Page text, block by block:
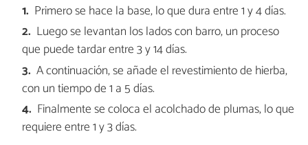
Primero se hace la base, lo que dura entre 1 y 4 días.
Luego se levantan los lados con barro, un proceso
que puede tardar entre 3 y 14 días.
A continuación, se añade el revestimiento de hierba,
con un tiempo de 1 a 5 días.
Finalmente se coloca el acolchado de plumas, lo que
requiere entre 1 y 3 días.